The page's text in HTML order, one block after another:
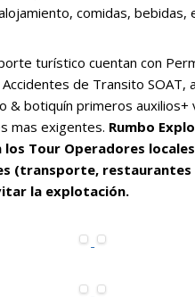
comidas, bebidas,
turístico cuentan con
de Transito SOAT,
& botiquín primeros
mas exigentes. Rumbo
Tour Operadores
(transporte, restaurantes
la explotación.